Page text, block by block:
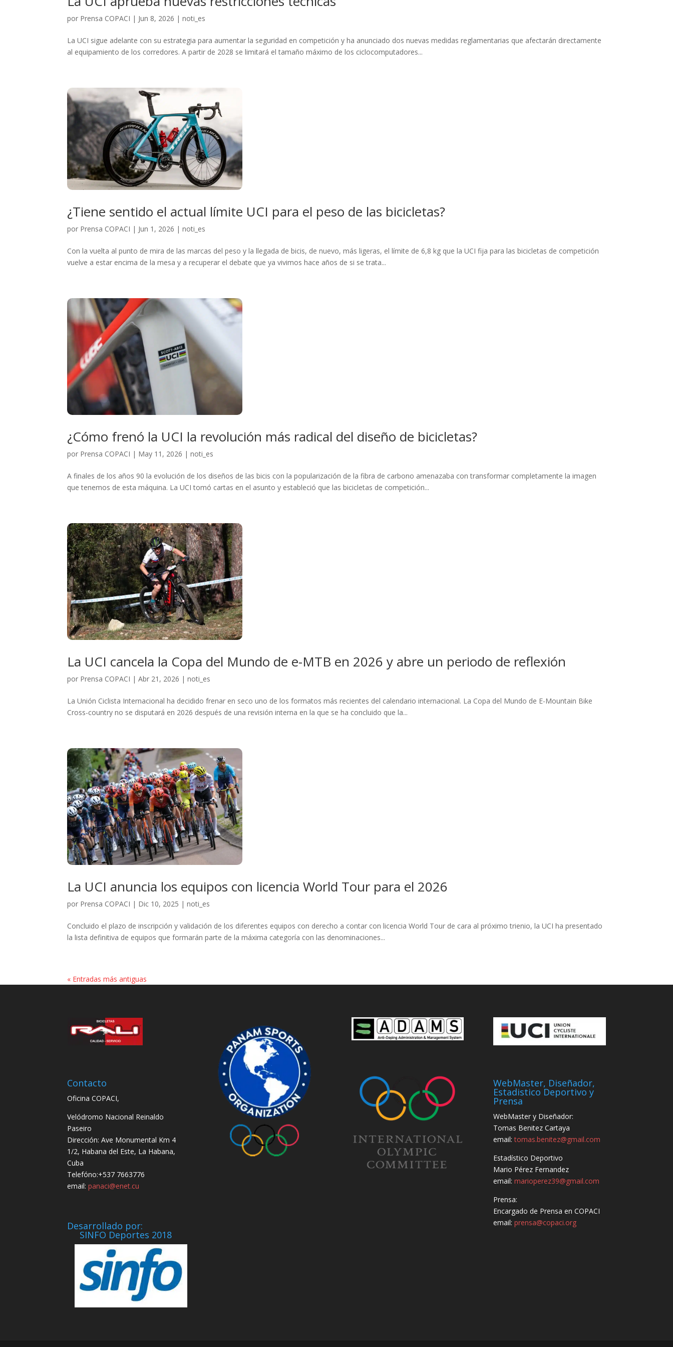
por Prensa COPACI | Jun 8, 2026 |noti_es
La UCI sigue adelante con su estrategia para aumentar la seguridad en competición y ha anunciado dos nuevas medidas reglamentarias que afectarán directamente
al equipamiento de los corredores. A partir de 2028 se limitará el tamaño máximo de los ciclocomputadores...
¿Tiene sentido el actual límite UCI para el peso de las bicicletas?
por Prensa COPACI | Jun 1, 2026 |noti_es
Con la vuelta al punto de mira de las marcas del peso y la llegada de bicis, de nuevo, más ligeras, el límite de 6,8 kg que la UCI fija para las bicicletas de competición
vuelve a estar encima de la mesa y a recuperar el debate que ya vivimos hace años de si se trata...
¿Cómo frenó la UCI la revolución más radical del diseño de bicicletas?
por Prensa COPACI | May 11, 2026 |noti_es
A finales de los años 90 la evolución de los diseños de las bicis con la popularización de la fibra de carbono amenazaba con transformar completamente la imagen
que tenemos de esta máquina. La UCI tomó cartas en el asunto y estableció que las bicicletas de competición...
La UCI cancela la Copa del Mundo de e-MTB en 2026 y abre un periodo de reflexión
por Prensa COPACI |Abr 21, 2026 |noti_es
La Unión Ciclista Internacional ha decidido frenar en seco uno de los formatos más recientes del calendario internacional. La Copa del Mundo de E-Mountain Bike
Cross-country no se disputará en 2026 después de una revisión interna en la que se ha concluido que la...
La UCI anuncia los equipos con licencia World Tour para el 2026
por Prensa COPACI | Dic 10, 2025 |noti_es
Concluido el plazo de inscripción y validación de los diferentes equipos con derecho a contar con licencia World Tour de cara al próximo trienio, la UCI ha presentado
la lista definitiva de equipos que formarán parte de la máxima categoría con las denominaciones...
« Entradas más antiguas
Contacto
Oficina COPACI,
Velódromo Nacional Reinaldo
Paseiro
Dirección: Ave Monumental Km 4
1/2, Habana del Este, La Habana,
Cuba
Telefóno:+537 7663776
email:panaci@enet.cu
Desarrollado por:
SINFO Deportes 2018
WebMaster, Diseñador,
Estadistico Deportivo y
Prensa
WebMaster y Diseñador:
Tomas Benitez Cartaya
email:tomas.benitez@gmail.com
Estadístico Deportivo
Mario Pérez Fernandez
email:marioperez39@gmail.com
Prensa:
Encargado de Prensa en COPACI
email:prensa@copaci.org